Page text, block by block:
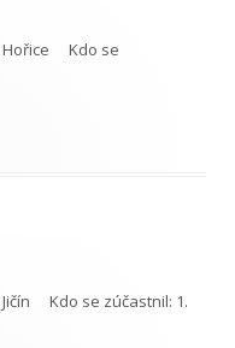
Hořice
Kdo se
Jičín Kdo se zúčastnil: 1.